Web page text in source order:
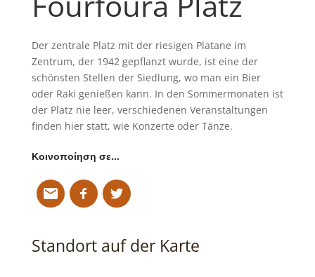
Der zentrale Platz mit der riesigen Platane im
Zentrum, der 1942 gepflanzt wurde, ist eine der
schönsten Stellen der Siedlung, wo man ein Bier
oder Raki genießen kann. In den Sommermonaten ist
der Platz nie leer, verschiedenen Veranstaltungen
finden hier statt, wie Konzerte oder Tänze.
Κοινοποίηση σε…
Standort auf der Karte